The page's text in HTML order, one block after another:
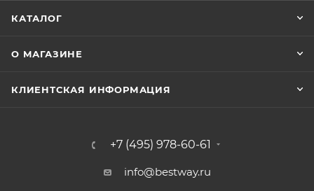
КАТАЛОГ
О МАГАЗИНЕ
КЛИЕНТСКАЯ ИНФОРМАЦИЯ
+7 (495) 978-60-61
info@bestway.ru